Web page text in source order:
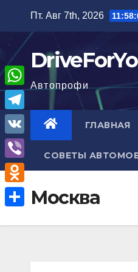
содержимому
Пт. Авг 7th, 2026
Автопрофи
ГЛАВНАЯ
СОВЕТЫ
Москва
W
h
a
A
T
e
l
e
g
V
K
V
i
b
e
O